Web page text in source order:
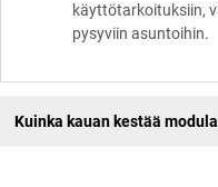
käyttötarkoituksiin,
pysyviin asuntoihin.
Kuinka kauan kestää